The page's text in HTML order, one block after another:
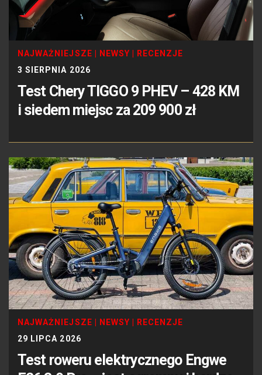
NAJWAŻNIEJSZE NEWSY
RECENZJE
3 SIERPNIA 2026
Test Chery TIGGO 9 PHEV – 428 KM
i siedem miejsc za 209 900 zł
NAJWAŻNIEJSZE NEWSY
RECENZJE
29 LIPCA 2026
Test roweru elektrycznego Engwe